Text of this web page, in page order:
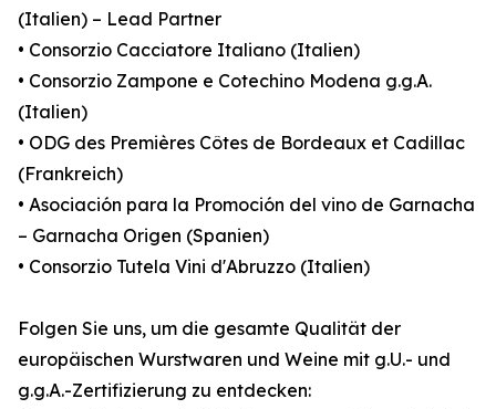
(Italien) – Lead Partner
• Consorzio Cacciatore Italiano (Italien)
• Consorzio Zampone e Cotechino Modena g.g.A.
(Italien)
• ODG des Premières Côtes de Bordeaux et Cadillac
(Frankreich)
• Asociación para la Promoción del vino de Garnacha
– Garnacha Origen (Spanien)
• Consorzio Tutela Vini d'Abruzzo (Italien)
Folgen Sie uns, um die gesamte Qualität der
europäischen Wurstwaren und Weine mit g.U.- und
g.g.A.-Zertifizierung zu entdecken: